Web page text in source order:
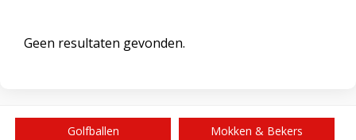
Geen resultaten gevonden.
Golfballen Mokken & Bekers